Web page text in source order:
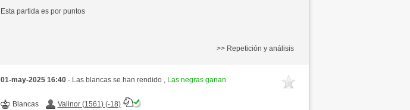
Esta partida es por puntos
>> Repetición y análisis
01-may-2025 16:40 - Las blancas se han rendido , Las negras ganan
Blancas
Valinor (1561) (-18)